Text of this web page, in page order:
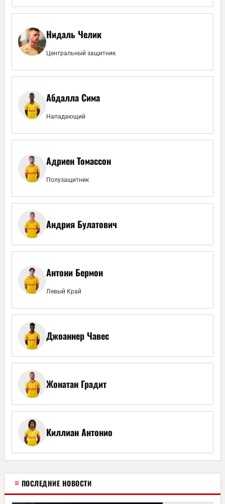
Нидаль Челик
Центральный защитник
Абдалла Сима
Нападающий
Адриен Томассон
Полузащитник
Андрия Булатович
Антони Бермон
Левый Край
Джоаннер Чавес
Жонатан Градит
Киллиан Антонио
≡ ПОСЛЕДНИЕ НОВОСТИ